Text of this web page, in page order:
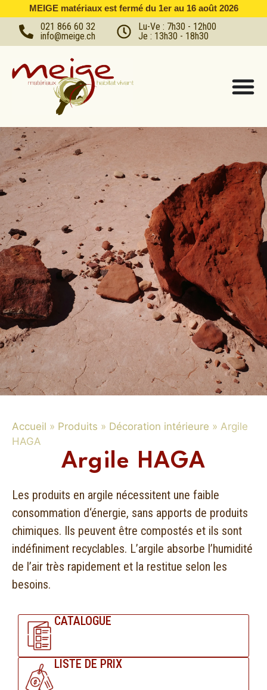
MEIGE matériaux est fermé du 1er au 16 août 2026
021 866 60 32
info@meige.ch
Lu-Ve : 7h30 - 12h00
Je : 13h30 - 18h30
Accueil » Produits » Décoration intérieure » Argile
HAGA
Argile HAGA
Les produits en argile nécessitent une faible
consommation d‘énergie, sans apports de produits
chimiques. Ils peuvent être compostés et ils sont
indéfiniment recyclables. L’argile absorbe l’humidité
de l’air très rapidement et la restitue selon les
besoins.
CATALOGUE
LISTE DE PRIX